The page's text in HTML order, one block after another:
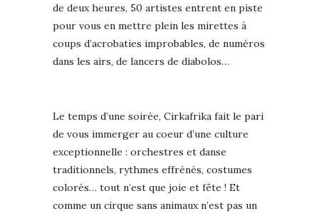
de deux heures, 50 artistes entrent en piste
pour vous en mettre plein les mirettes à
coups d’acrobaties improbables, de numéros
dans les airs, de lancers de diabolos…
Le temps d’une soirée, Cirkafrika fait le pari
de vous immerger au coeur d’une culture
exceptionnelle : orchestres et danse
traditionnels, rythmes effrénés, costumes
colorés… tout n’est que joie et fête ! Et
comme un cirque sans animaux n’est pas un